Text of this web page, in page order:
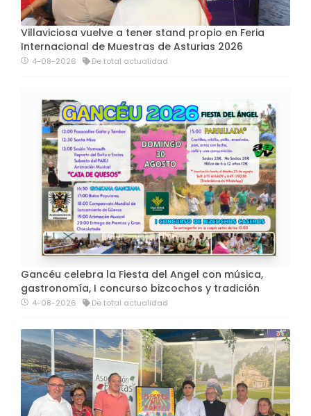
Villaviciosa vuelve a tener stand propio en Feria
Internacional de Muestras de Asturias 2026
4-08-2026 De total actualidad
Gancéu celebra la Fiesta del Angel con música,
gastronomía, I concurso bizcochos y tradición
4-08-2026 De total actualidad